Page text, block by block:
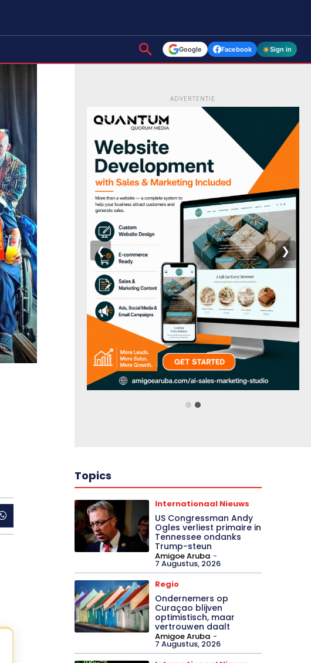
Google Facebook Sign in
ADVERTENTIE
❮ ❯
Topics
Internationaal Nieuws
US Congressman Andy
Ogles verliest primaire in
Tennessee ondanks
Trump-steun
Amigoe Aruba -
7 Augustus, 2026
Regio
Ondernemers op
Curaçao blijven
optimistisch, maar
vertrouwen daalt
Amigoe Aruba -
7 Augustus, 2026